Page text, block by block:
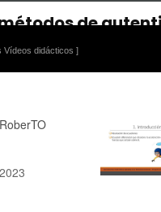
Vídeos didácticos ]